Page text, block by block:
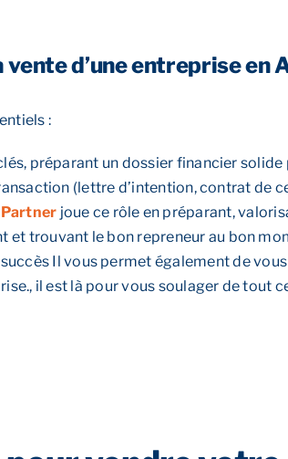
d’une entreprise en
:
préparant un dossier financier solide
(lettre d’intention, contrat de
joue ce rôle en préparant,
et trouvant le bon repreneur au bon
Il vous permet également de
il est là pour vous soulager de tout